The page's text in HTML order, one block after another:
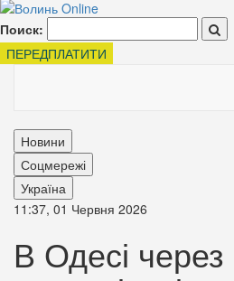
Поиск:
ПЕРЕДПЛАТИТИ
Новини
Соцмережі
Україна
11:37, 01 Червня 2026
В Одесі через